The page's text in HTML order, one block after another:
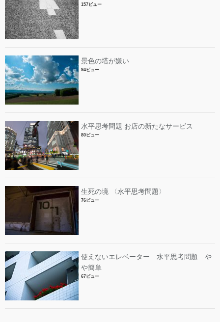
157ビュー
景色の塔が嫌い
94ビュー
水平思考問題 お店の新たなサービス
80ビュー
生死の境 〈水平思考問題〉
76ビュー
使えないエレベーター 水平思考問題 や
や簡単
67ビュー